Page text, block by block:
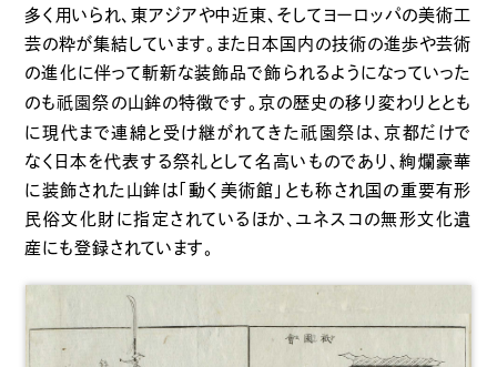
多く用いられ、東アジアや中近東、そしてヨーロッパの美術工
芸の粋が集結しています。また日本国内の技術の進歩や芸術
の進化に伴って斬新な装飾品で飾られるようになっていった
のも祇園祭の山鉾の特徴です。京の歴史の移り変わりととも
に現代まで連綿と受け継がれてきた祇園祭は、京都だけで
なく日本を代表する祭礼として名高いものであり、絢爛豪華
に装飾された山鉾は「動く美術館」とも称され国の重要有形
民俗文化財に指定されているほか、ユネスコの無形文化遺
産にも登録されています。